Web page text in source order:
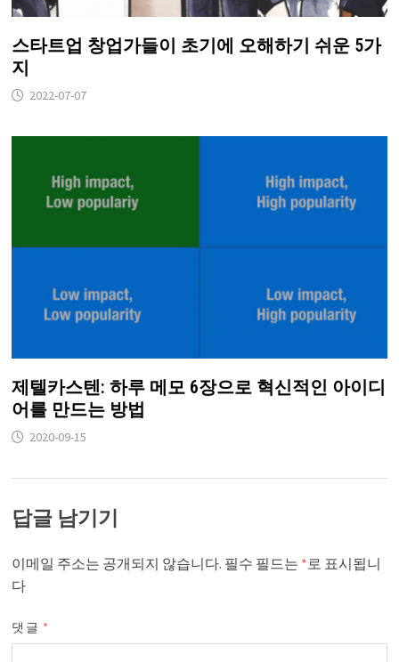
스타트업 창업가들이 초기에 오해하기 쉬운 5가
지
2022-07-07
제텔카스텐: 하루 메모 6장으로 혁신적인 아이디
어를 만드는 방법
2020-09-15
답글 남기기
이메일 주소는 공개되지 않습니다. 필수 필드는 *로 표시됩니
다
댓글 *